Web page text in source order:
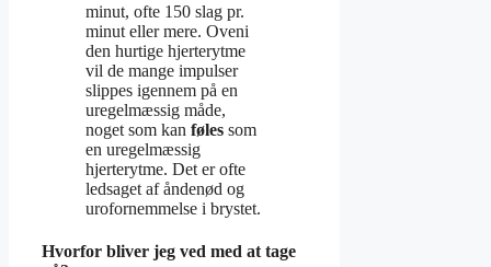
minut, ofte 150 slag pr.
minut eller mere. Oveni
den hurtige hjerterytme
vil de mange impulser
slippes igennem på en
uregelmæssig måde,
noget som kan føles som
en uregelmæssig
hjerterytme. Det er ofte
ledsaget af åndenød og
urofornemmelse i brystet.
Hvorfor bliver jeg ved med at tage